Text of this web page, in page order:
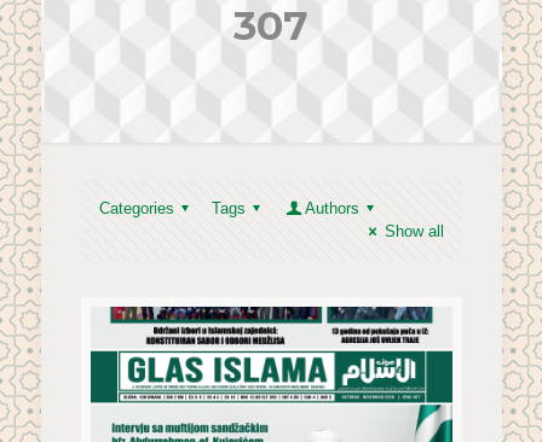
307
Categories Tags
Authors
Show all